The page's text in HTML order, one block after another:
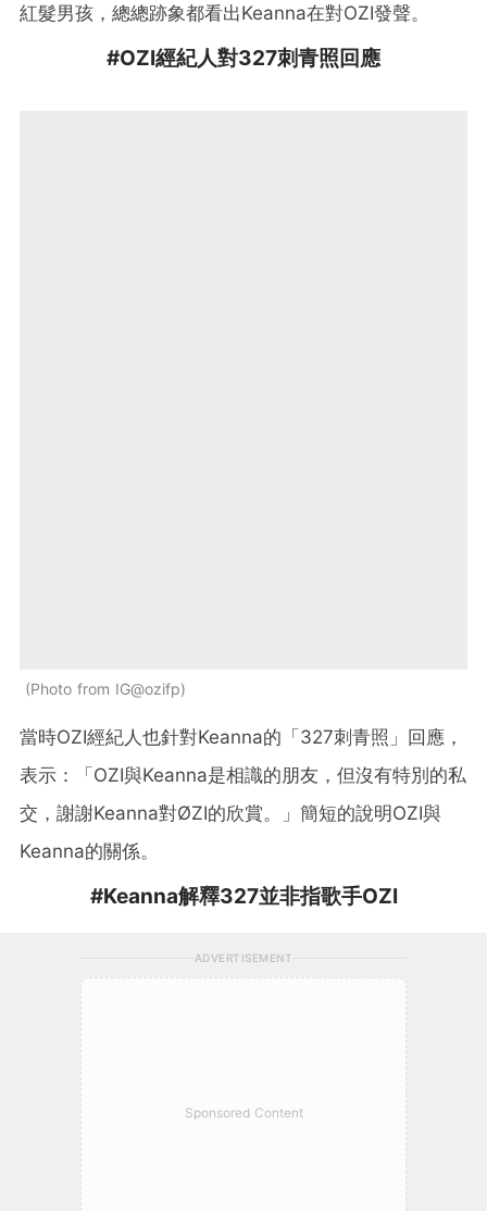
紅髮男孩，總總跡象都看出Keanna在對OZI發聲。
#OZI經紀人對327刺青照回應
Photo from IG@ozifp
當時OZI經紀人也針對Keanna的「327刺青照」回應，
表示：「OZI與Keanna是相識的朋友，但沒有特別的私
交，謝謝Keanna對ØZI的欣賞。」簡短的說明OZI與
Keanna的關係。
#Keanna解釋327並非指歌手OZI
ADVERTISEMENT
Sponsored Content